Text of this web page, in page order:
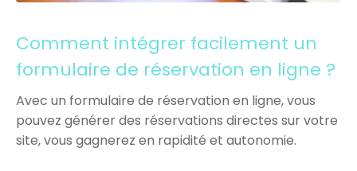
Comment intégrer facilement un
formulaire de réservation en ligne ?
Avec un formulaire de réservation en ligne, vous
pouvez générer des réservations directes sur votre
site, vous gagnerez en rapidité et autonomie.